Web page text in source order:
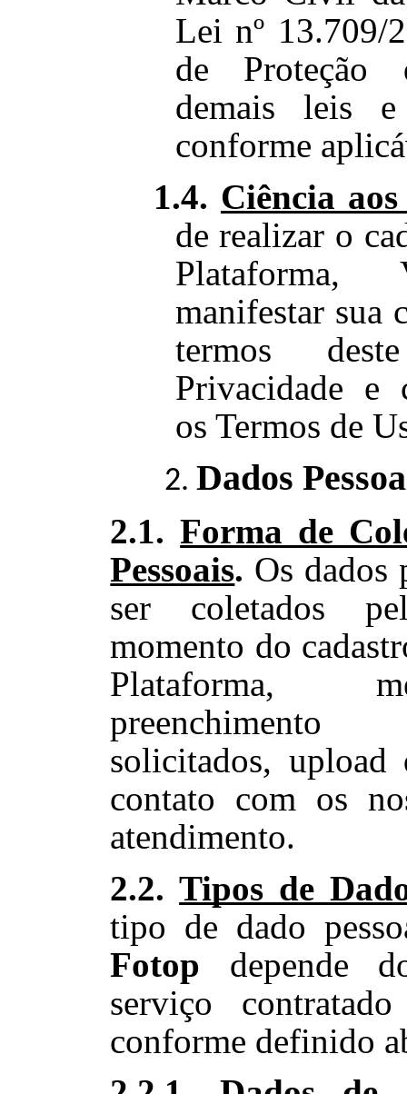
Lei nº 13.709/
de Proteção
demais leis e
conforme
1.4. Ciência
de realizar o
Plataforma,
manifestar sua
termos
Privacidade e
os Termos de
Dados
2.1.Forma de
Pessoais. Os dados
ser coletados
momento do
Plataforma,
solicitados, upload
contato com os
atendimento.
2.2.Tipos de
tipo de dado
Fotop depende
serviço
conforme definido